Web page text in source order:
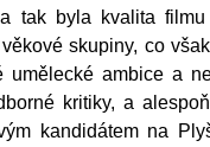
tak byla kvalita
skupiny, co
umělecké ambice a
kritiky, a
kandidátem na